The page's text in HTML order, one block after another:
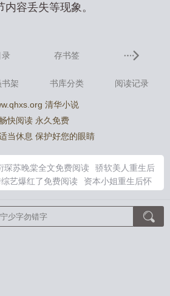
容丢失等现象。
录 存书签
架 书库分类 阅读记录
清华小说
快阅读 永久免费
当休息 保护好您的眼睛
琛苏晚棠全文免费阅读
骄软美人重生后
艺爆红了免费阅读
资本小姐重生后怀
呢
资本家小姐重生后怀灵泉双胎瓜蛋免
最新章节
港片开